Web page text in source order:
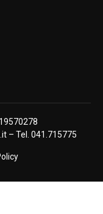
.it – Tel. 041.715775